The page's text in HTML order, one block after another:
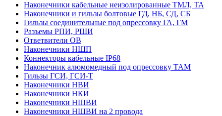
Наконечники кабельные неизолированные ТМЛ, ТА
Наконечники и гильзы болтовые ГД, НБ, СД, СБ
Гильзы соединительные под опрессовку ГА, ГМ
Разъемы РПИ, РШИ
Ответвители ОВ
Наконечники НШП
Коннекторы кабельные IP68
Наконечник алюмомедный под опрессовку ТАМ
Гильзы ГСИ, ГСИ-Т
Наконечники НВИ
Наконечники НКИ
Наконечники НШВИ
Наконечники НШВИ на 2 провода